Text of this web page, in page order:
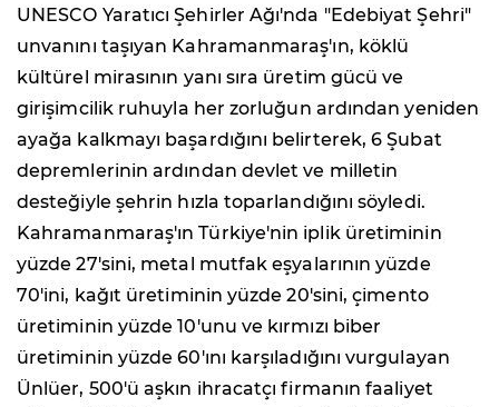
UNESCO Yaratıcı Şehirler Ağı'nda "Edebiyat Şehri"
unvanını taşıyan Kahramanmaraş'ın, köklü
kültürel mirasının yanı sıra üretim gücü ve
girişimcilik ruhuyla her zorluğun ardından yeniden
ayağa kalkmayı başardığını belirterek, 6 Şubat
depremlerinin ardından devlet ve milletin
desteğiyle şehrin hızla toparlandığını söyledi.
Kahramanmaraş'ın Türkiye'nin iplik üretiminin
yüzde 27'sini, metal mutfak eşyalarının yüzde
70'ini, kağıt üretiminin yüzde 20'sini, çimento
üretiminin yüzde 10'unu ve kırmızı biber
üretiminin yüzde 60'ını karşıladığını vurgulayan
Ünlüer, 500'ü aşkın ihracatçı firmanın faaliyet